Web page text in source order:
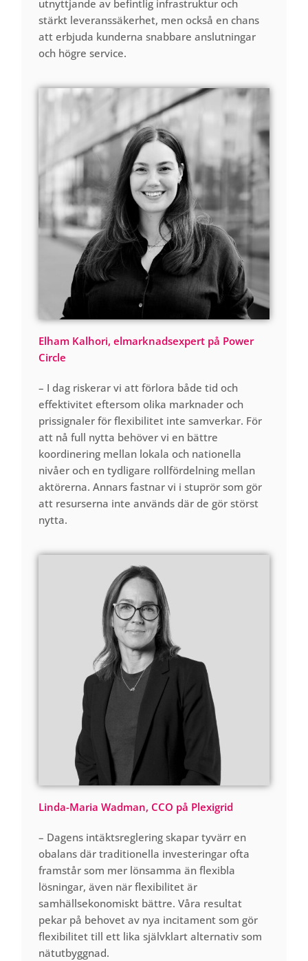
utnyttjande av befintlig infrastruktur och
stärkt leveranssäkerhet, men också en chans
att erbjuda kunderna snabbare anslutningar
och högre service.
Elham Kalhori, elmarknadsexpert på Power
Circle
– I dag riskerar vi att förlora både tid och
effektivitet eftersom olika marknader och
prissignaler för flexibilitet inte samverkar. För
att nåfull nytta behöver vi en bättre
koordinering mellan lokala och nationella
nivåer och en tydligare rollfördelning mellan
aktörerna. Annars fastnar vi i stuprör som gör
att resurserna inte används där de gör störst
nytta.
Linda-Maria Wadman, CCO på Plexigrid
– Dagens intäktsreglering skapar tyvärr en
obalans där traditionella investeringar ofta
framstår som mer lönsamma än flexibla
lösningar, även när flexibilitet är
samhällsekonomiskt bättre. Våra resultat
pekar på behovet av nya incitament som gör
flexibilitet till ett lika självklart alternativ som
nätutbyggnad.